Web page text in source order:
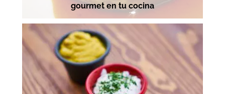
gourmet en tu cocina